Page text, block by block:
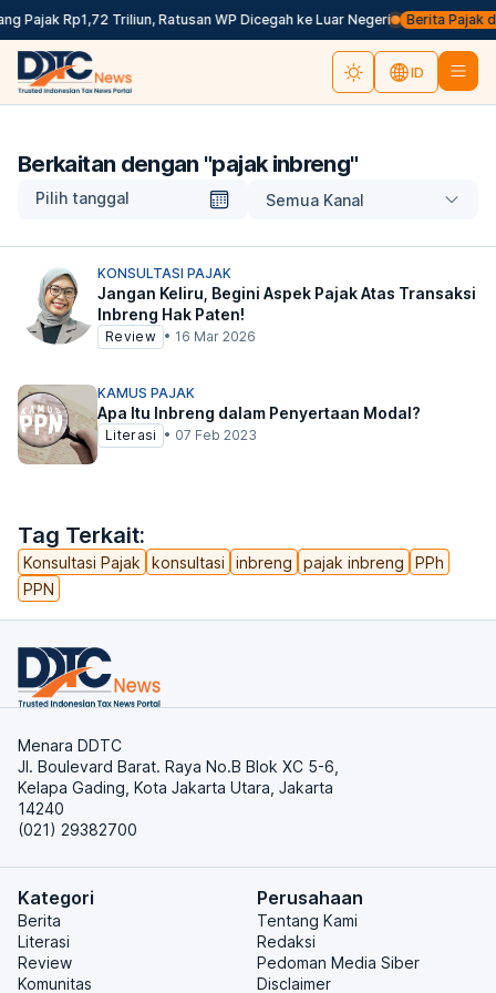
Pajak Rp1,72 Triliun, Ratusan WP Dicegah ke Luar Negeri Berita Pajak
ID
Berkaitan dengan "pajak inbreng"
Pilih tanggal Semua Kanal
Tag Terkait:
Konsultasi Pajak konsultasi inbreng pajak inbreng
PPh
PPN
KONSULTASI PAJAK
Jangan Keliru, Begini Aspek Pajak Atas Transaksi
Inbreng Hak Paten!
Review • 16 Mar 2026
KAMUS PAJAK
Apa Itu Inbreng dalam Penyertaan Modal?
Literasi • 07 Feb 2023
Menara DDTC
Jl. Boulevard Barat. Raya No.B Blok XC 5-6,
Kelapa Gading, Kota Jakarta Utara, Jakarta
14240
(021) 29382700
Kategori
Berita
Literasi
Review
Komunitas
Perusahaan
Tentang Kami
Redaksi
Pedoman Media Siber
Disclaimer